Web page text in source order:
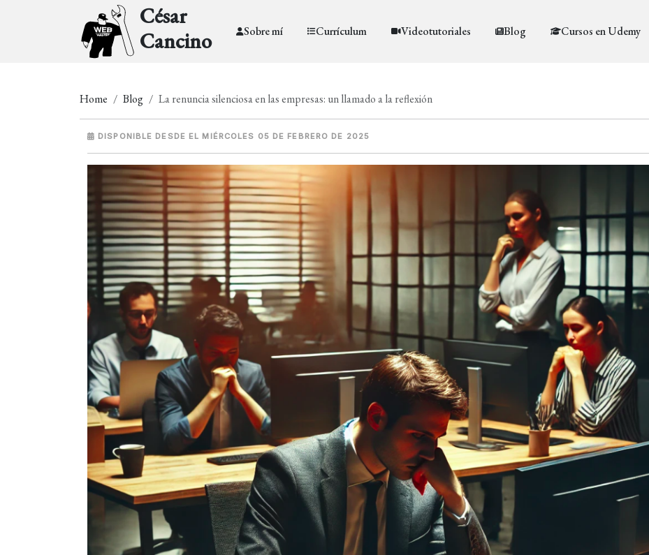
César
Cancino
Sobre mí Currículum Videotutoriales Blog Cursos en Udemy
Home Blog La renuncia silenciosa en las empresas: un llamado a la reflexión
DISPONIBLE DESDE EL MIÉRCOLES 05 DE FEBRERO DE 2025